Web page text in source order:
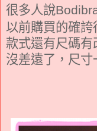
很多人說
以前購買的確
款式還有尺碼
沒差遠了，尺